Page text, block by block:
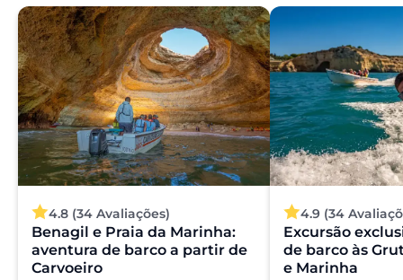
4.8 (34 Avaliações)
Benagil e Praia da Marinha:
aventura de barco a partir de
Carvoeiro
4.9 (34
Excursão
de barco às
e Marinha